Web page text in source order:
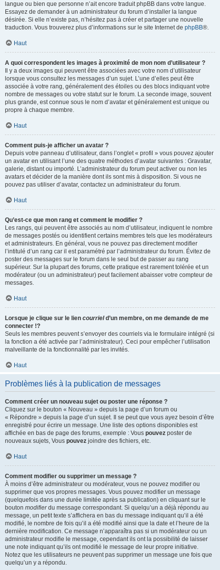
langue ou bien que personne n’ait encore traduit phpBB dans votre langue.
Essayez de demander à un administrateur du forum d’installer la langue
désirée. Si elle n’existe pas, n’hésitez pas à créer et partager une nouvelle
traduction. Vous trouverez plus d’informations sur le site Internet de phpBB®.
Haut
A quoi correspondent les images à proximité de mon nom d’utilisateur ?
Il y a deux images qui peuvent être associées avec votre nom d’utilisateur
lorsque vous consultez les messages d’un sujet. L’une d’elles peut être
associée à votre rang, généralement des étoiles ou des blocs indiquant votre
nombre de messages ou votre statut sur le forum. La seconde image, souvent
plus grande, est connue sous le nom d’avatar et généralement est unique ou
propre à chaque membre.
Haut
Comment puis-je afficher un avatar ?
Depuis votre panneau d’utilisateur, dans l’onglet « profil » vous pouvez ajouter
un avatar en utilisant l’une des quatre méthodes d’avatar suivantes : Gravatar,
galerie, distant ou importé. L’administrateur du forum peut activer ou non les
avatars et décider de la manière dont ils sont mis à disposition. Si vous ne
pouvez pas utiliser d’avatar, contactez un administrateur du forum.
Haut
Qu’est-ce que mon rang et comment le modifier ?
Les rangs, qui peuvent être associés au nom d’utilisateur, indiquent le nombre
de messages postés ou identifient certains membres tels que les modérateurs
et administrateurs. En général, vous ne pouvez pas directement modifier
l’intitulé d’un rang car il est paramétré par l’administrateur du forum. Évitez de
poster des messages sur le forum dans le seul but de passer au rang
supérieur. Sur la plupart des forums, cette pratique est rarement tolérée et un
modérateur (ou un administrateur) peut facilement abaisser votre compteur de
messages.
Haut
Lorsque je clique sur le lien courrield’un membre, on me demande de me
connecter !?
Seuls les membres peuvent s’envoyer des courriels via le formulaire intégré (si
la fonction a été activée par l’administrateur). Ceci pour empêcher l’utilisation
malveillante de la fonctionnalité par les invités.
Haut
Problèmes liés à la publication de messages
Comment créer un nouveau sujet ou poster une réponse ?
Cliquez sur le bouton « Nouveau » depuis la page d’un forum ou
« Répondre » depuis la page d’un sujet. Il se peut que vous ayez besoin d’être
enregistré pour écrire un message. Une liste des options disponibles est
affichée en bas de page des forums, exemple : Vous pouvez poster de
nouveaux sujets, Vous pouvez joindre des fichiers, etc.
Haut
Comment modifier ou supprimer un message ?
À moins d’être administrateur ou modérateur, vous ne pouvez modifier ou
supprimer que vos propres messages. Vous pouvez modifier un message
(quelquefois dans une durée limitée après sa publication) en cliquant sur le
bouton modifierdu message correspondant. Si quelqu’un a déjà répondu au
message, un petit texte s’affichera en bas du message indiquant qu’il a été
modifié, le nombre de fois qu’il a été modifié ainsi que la date et l’heure de la
dernière modification. Ce message n’apparaîtra pas si un modérateur ou un
administrateur modifie le message, cependant ils ont la possibilité de laisser
une note indiquant qu’ils ont modifié le message de leur propre initiative.
Notez que les utilisateurs ne peuvent pas supprimer un message une fois que
quelqu’un y a répondu.